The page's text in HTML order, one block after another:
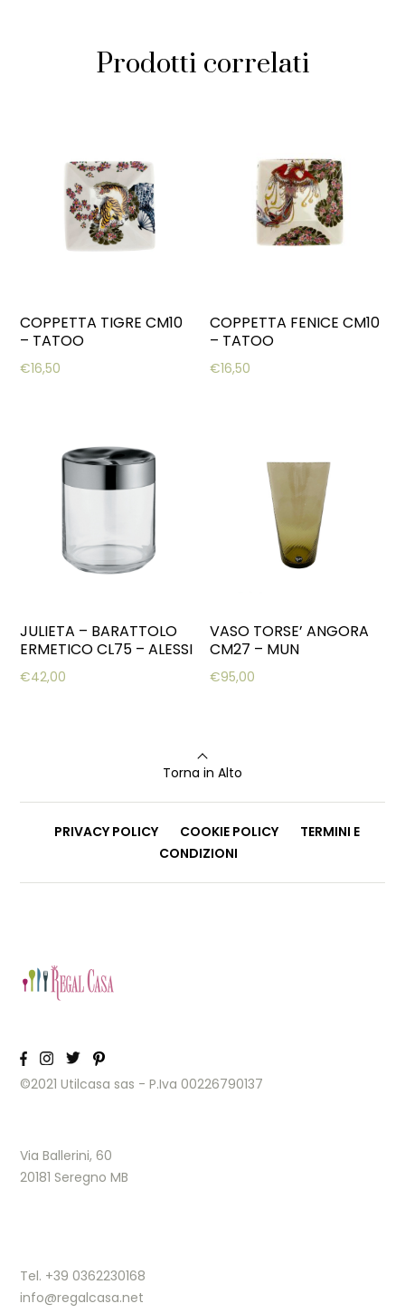
Prodotti correlati
COPPETTA TIGRE CM10
– TATOO
€16,50
COPPETTA FENICE CM10
– TATOO
€16,50
JULIETA – BARATTOLO
ERMETICO CL75 – ALESSI
€42,00
VASO TORSE’ ANGORA
CM27 – MUN
€95,00
Torna in Alto
PRIVACY POLICY COOKIE POLICY
TERMINI E
CONDIZIONI
©2021 Utilcasa sas - P.Iva 00226790137
Via Ballerini, 60
20181 Seregno MB
Tel. +39 0362230168
info@regalcasa.net